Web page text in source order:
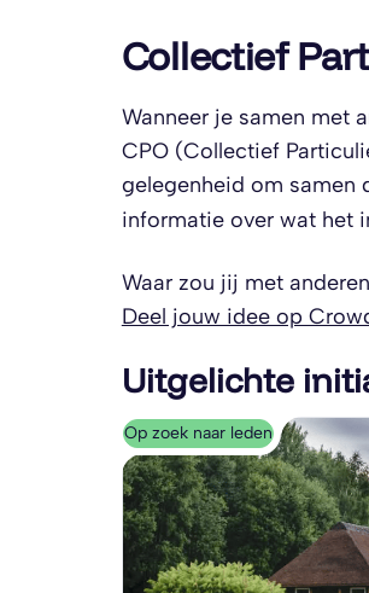
Collectief
Wanneer je samen met
CPO (Collectief
gelegenheid om samen
informatie over wat het
Waar zou jij met
Deel jouw idee op
Uitgelichte
Op zoek naar leden